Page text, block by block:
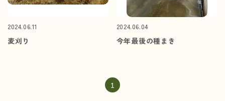
2024.06.11
麦刈り
2024.06.04
今年最後の種まき
1